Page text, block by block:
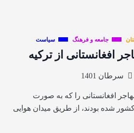
جامعه و فرهنگ سیاست
ترکیه، 131 مهاجر افغانستانی را که به صورت
شده بودند، از طریق میدان هوایی